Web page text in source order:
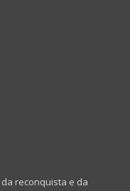
reconquista e da